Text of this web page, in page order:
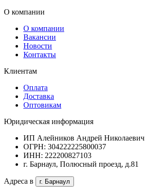
О компании
О компании
Вакансии
Новости
Контакты
Клиентам
Оплата
Доставка
Оптовикам
Юридическая информация
ИП Алейников Андрей Николаевич
ОГРН: 304222225800037
ИНН: 222200827103
г. Барнаул, Полюсный проезд, д.81
Адреса в г. Барнаул